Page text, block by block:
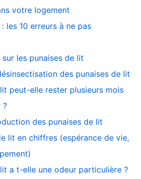
votre logement
les 10 erreurs à ne pas
les punaises de lit
des punaises de lit
peut-elle rester plusieurs mois
?
des punaises de lit
lit en chiffres (espérance de vie,
a t-elle une odeur particulière ?